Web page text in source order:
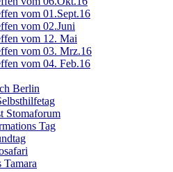
vom 01.Sept.16
vom 02.Juni
vom 12. Mai
vom 03. Mrz.16
vom 04. Feb.16
Berlin
Stomaforum
Tag
Tamara